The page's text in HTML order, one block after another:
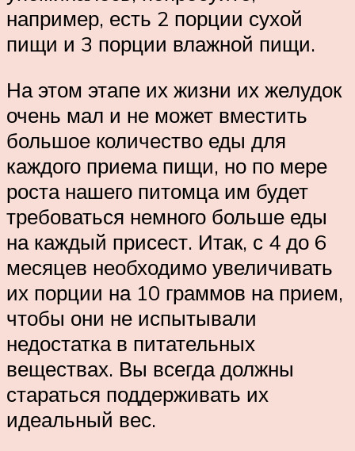
например, есть 2 порции сухой
пищи и 3 порции влажной пищи.
На этом этапе их жизни их желудок
очень мал и не может вместить
большое количество еды для
каждого приема пищи, но по мере
роста нашего питомца им будет
требоваться немного больше еды
на каждый присест. Итак, с 4 до 6
месяцев необходимо увеличивать
их порции на 10 граммов на прием,
чтобы они не испытывали
недостатка в питательных
веществах. Вы всегда должны
стараться поддерживать их
идеальный вес.